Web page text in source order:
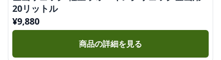
20リットル
¥9,880
商品の詳細を見る